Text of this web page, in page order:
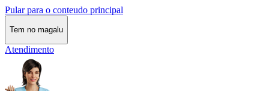
Pular para o conteudo principal
Tem no magalu
Atendimento